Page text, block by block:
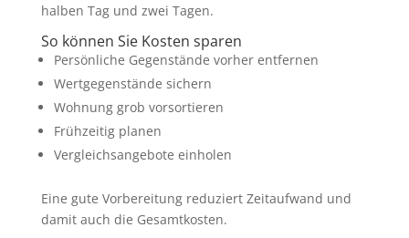
halben Tag und zwei Tagen.
So können Sie Kosten sparen
Persönliche Gegenstände vorher entfernen
Wertgegenstände sichern
Wohnung grob vorsortieren
Frühzeitig planen
Vergleichsangebote einholen
Eine gute Vorbereitung reduziert Zeitaufwand und
damit auch die Gesamtkosten.